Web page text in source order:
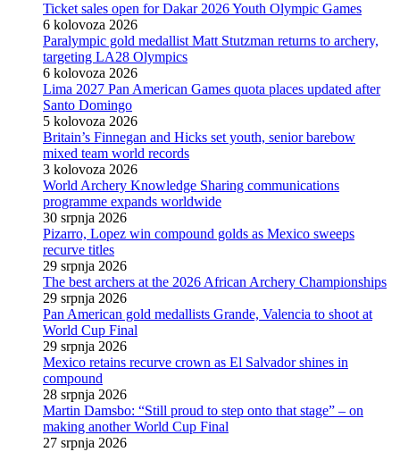
Ticket sales open for Dakar 2026 Youth Olympic Games
6 kolovoza 2026
Paralympic gold medallist Matt Stutzman returns to archery,
targeting LA28 Olympics
6 kolovoza 2026
Lima 2027 Pan American Games quota places updated after
Santo Domingo
5 kolovoza 2026
Britain’s Finnegan and Hicks set youth, senior barebow
mixed team world records
3 kolovoza 2026
World Archery Knowledge Sharing communications
programme expands worldwide
30 srpnja 2026
Pizarro, Lopez win compound golds as Mexico sweeps
recurve titles
29 srpnja 2026
The best archers at the 2026 African Archery Championships
29 srpnja 2026
Pan American gold medallists Grande, Valencia to shoot at
World Cup Final
29 srpnja 2026
Mexico retains recurve crown as El Salvador shines in
compound
28 srpnja 2026
Martin Damsbo: “Still proud to step onto that stage” – on
making another World Cup Final
27 srpnja 2026